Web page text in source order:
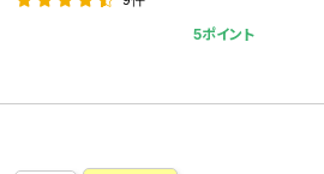
5ポイント